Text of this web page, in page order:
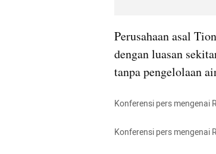
Perusahaan asal
dengan luasan
tanpa pengelolaan
Konferensi pers
Konferensi pers